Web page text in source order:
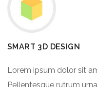
SMART 3D DESIGN
Lorem ipsum dolor sit
Pellentesque rutrum